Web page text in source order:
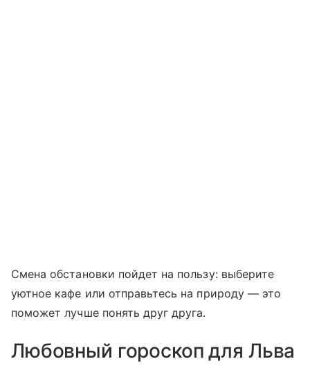
Смена обстановки пойдет на пользу: выберите
уютное кафе или отправьтесь на природу — это
поможет лучше понять друг друга.
Любовный гороскоп для Льва